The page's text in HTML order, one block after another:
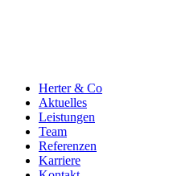
Herter & Co
Aktuelles
Leistungen
Team
Referenzen
Karriere